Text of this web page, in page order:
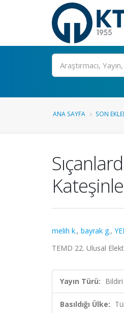
Ara
ANA SAYFA SON
melih k., bayrak g.,
TEMD 22. Ulusal
Yayın Türü:
Basıldığı Ülke: